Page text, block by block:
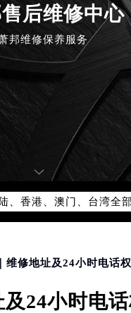
后维修中心
邦维修保养服务
香港、澳门、台湾全
提前预约）
前预约）
修地址及24小时电话
24小时电